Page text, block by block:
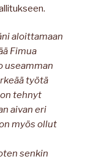
aloittamaan
Fimua
useamman
työtä
tehnyt
aivan eri
myös ollut
senkin